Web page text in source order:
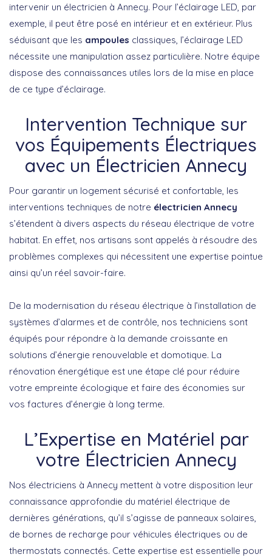
intervenir un électricien à Annecy. Pour l’éclairage LED, par
exemple, il peut être posé en intérieur et en extérieur. Plus
séduisant que les ampoules classiques, l’éclairage LED
nécessite une manipulation assez particulière. Notre équipe
dispose des connaissances utiles lors de la mise en place
de ce type d’éclairage.
Intervention Technique sur
vos Équipements Électriques
avec un Électricien Annecy
Pour garantir un logement sécurisé et confortable, les
interventions techniques de notre électricien Annecy
s’étendent à divers aspects du réseau électrique de votre
habitat. En effet, nos artisans sont appelés à résoudre des
problèmes complexes qui nécessitent une expertise pointue
ainsi qu’un réel savoir-faire.
De la modernisation du réseau électrique à l’installation de
systèmes d’alarmes et de contrôle, nos techniciens sont
équipés pour répondre à la demande croissante en
solutions d’énergie renouvelable et domotique. La
rénovation énergétique est une étape clé pour réduire
votre empreinte écologique et faire des économies sur
vos factures d’énergie à long terme.
L’Expertise en Matériel par
votre Électricien Annecy
Nos électriciens à Annecy mettent à votre disposition leur
connaissance approfondie du matériel électrique de
dernières générations, qu’il s’agisse de panneaux solaires,
de bornes de recharge pour véhicules électriques ou de
thermostats connectés. Cette expertise est essentielle pour